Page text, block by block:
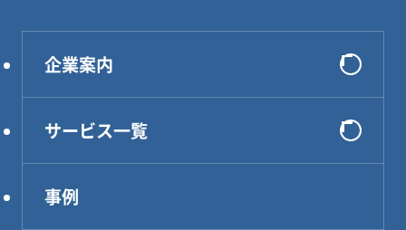
企業案内
会社概要
選ばれる理由
企業理念
サービス一覧
システム開発
インフラ構築
事例